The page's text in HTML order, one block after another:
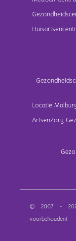
Locatie
ArtsenZorg
© 2007 - 2026
voorbehouden)